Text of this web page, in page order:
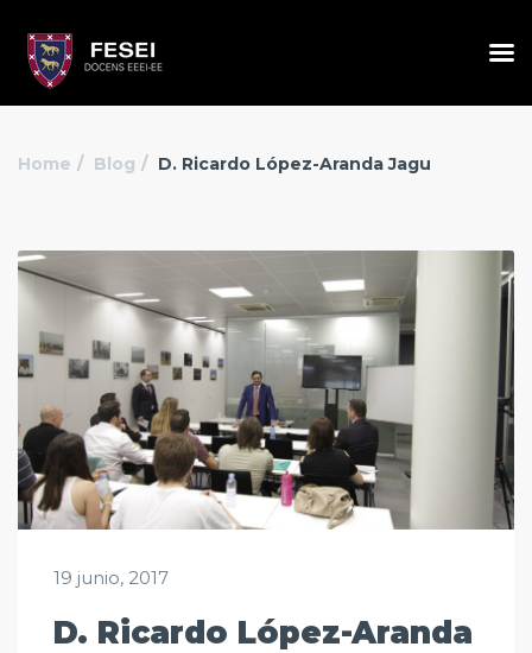
Home Blog D. Ricardo López-Aranda Jagu
19 junio, 2017
D. Ricardo López-Aranda